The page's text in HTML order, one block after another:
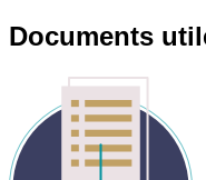
Documents